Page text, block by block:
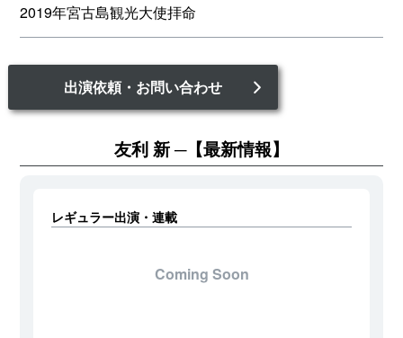
2019年宮古島観光大使拝命
出演依頼・お問い合わせ
友利 新 【最新情報】
レギュラー出演・連載
Coming Soon